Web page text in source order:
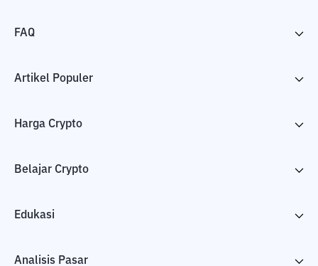
FAQ
Artikel Populer
Harga Crypto
Belajar Crypto
Edukasi
Analisis Pasar